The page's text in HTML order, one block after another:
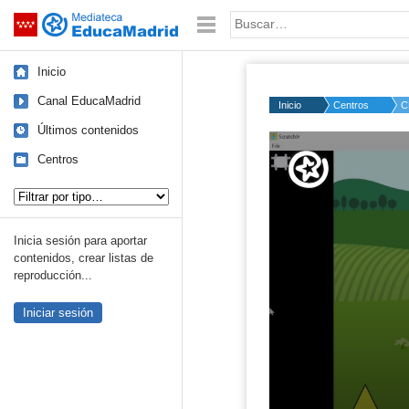
Saltar navegación Palabra o frase:
Inicio
Canal EducaMadrid
Últimos contenidos
Centros
Inicia sesión para aportar
contenidos, crear listas de
reproducción...
Iniciar sesión
Inicio Centros
Volume
50%